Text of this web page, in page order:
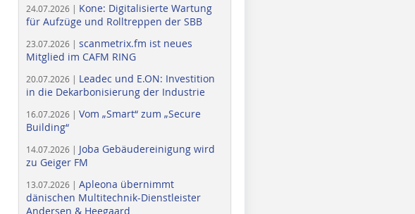
24.07.2026 | Kone: Digitalisierte Wartung
für Aufzüge und Rolltreppen der SBB
23.07.2026 | scanmetrix.fm ist neues
Mitglied im CAFM RING
20.07.2026 | Leadec und E.ON: Investition
in die Dekarbonisierung der Industrie
16.07.2026 | Vom „Smart“ zum „Secure
Building“
14.07.2026 | Joba Gebäudereinigung wird
zu Geiger FM
13.07.2026 | Apleona übernimmt
dänischen Multitechnik-Dienstleister
Andersen & Heegaard